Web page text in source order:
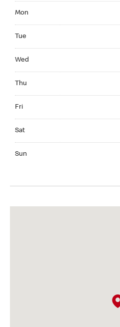
Mon
Tue
Wed
Thu
Fri
Sat
Sun